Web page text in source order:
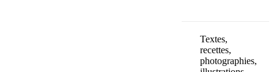
Textes,
recettes,
photographies,